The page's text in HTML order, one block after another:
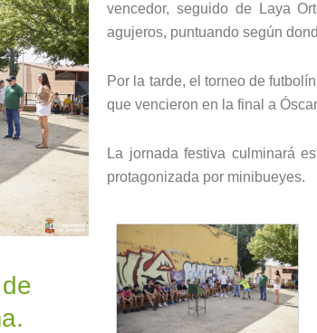
vencedor, seguido de Laya
agujeros, puntuando según
Por la tarde, el torneo de
que vencieron en la final a
La jornada festiva culminará
protagonizada por minibueyes.